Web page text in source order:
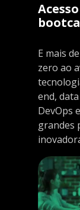
E mais
zero ao
end,
DevOps
grandes